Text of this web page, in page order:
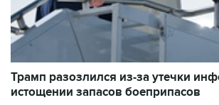
Трамп разозлился из-за утечки
истощении запасов боеприпасов